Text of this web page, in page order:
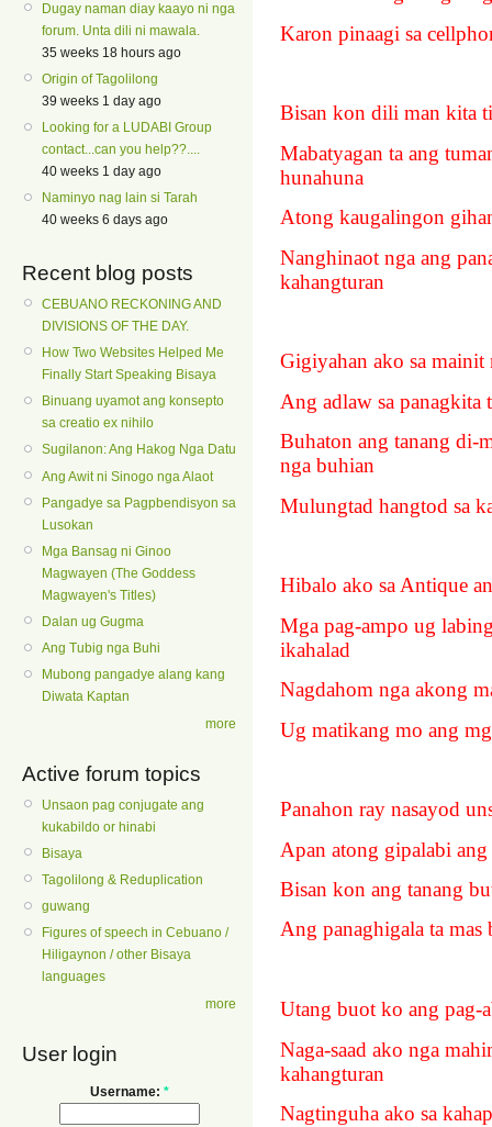
Dugay naman diay kaayo ni nga
forum. Unta dili ni mawala.
35 weeks 18 hours ago
Origin of Tagolilong
39 weeks 1 day ago
Looking for a LUDABI Group
contact...can you help??....
40 weeks 1 day ago
Naminyo nag lain si Tarah
40 weeks 6 days ago
Recent blog posts
CEBUANO RECKONING AND
DIVISIONS OF THE DAY.
How Two Websites Helped Me
Finally Start Speaking Bisaya
Binuang uyamot ang konsepto
sa creatio ex nihilo
Sugilanon: Ang Hakog Nga Datu
Ang Awit ni Sinogo nga Alaot
Pangadye sa Pagpbendisyon sa
Lusokan
Mga Bansag ni Ginoo
Magwayen (The Goddess
Magwayen's Titles)
Dalan ug Gugma
Ang Tubig nga Buhi
Mubong pangadye alang kang
Diwata Kaptan
more
Active forum topics
Unsaon pag conjugate ang
kukabildo or hinabi
Bisaya
Tagolilong & Reduplication
guwang
Figures of speech in Cebuano /
Hiligaynon / other Bisaya
languages
more
User login
Username: *
Karon pinaagi sa
Bisan kon dili man kita
Mabatyagan ta ang
hunahuna
Atong kaugalingon
Nanghinaot nga ang
kahangturan
Gigiyahan ako sa mainit
Ang adlaw sa panagkita
Buhaton ang tanang di-
nga buhian
Mulungtad hangtod sa
Hibalo ako sa Antique
Mga pag-ampo ug
ikahalad
Nagdahom nga akong
Ug matikang mo ang
Panahon ray nasayod
Apan atong gipalabi
Bisan kon ang tanang
Ang panaghigala ta
Utang buot ko ang pag-
Naga-saad ako nga
kahangturan
Nagtinguha ako sa